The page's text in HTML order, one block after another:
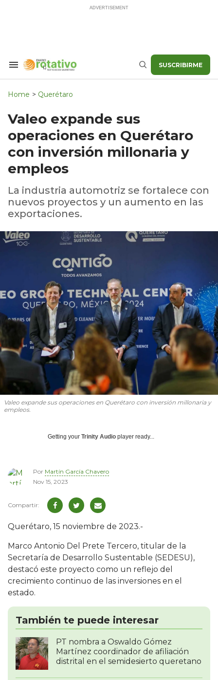
Search
Navigation
Buscar SUSCRIBIRME
Home > Querétaro
Valeo expande sus
operaciones en Querétaro
con inversión millonaria y
empleos
La industria automotriz se fortalece con
nuevos proyectos y un aumento en las
exportaciones.
Valeo expande sus operaciones en Querétaro con inversión millonaria y
empleos.
Getting your Trinity Audio player ready...
Por Martín García Chavero
Nov 15, 2023
Querétaro, 15 noviembre de 2023.-
Marco Antonio Del Prete Tercero, titular de la
Secretaría de Desarrollo Sustentable (SEDESU),
destacó este proyecto como un reflejo del
crecimiento continuo de las inversiones en el
estado.
También te puede interesar
PT nombra a Oswaldo Gómez
Martínez coordinador de afiliación
distrital en el semidesierto queretano